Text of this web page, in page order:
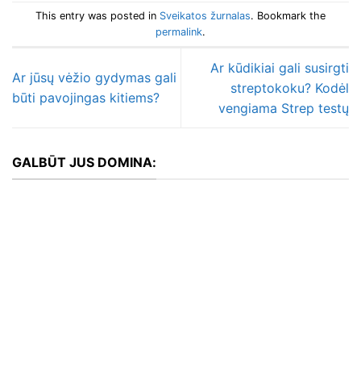
This entry was posted in Sveikatos žurnalas. Bookmark the
permalink.
Ar jūsų vėžio gydymas gali
būti pavojingas kitiems?
Ar kūdikiai gali susirgti
streptokoku? Kodėl
vengiama Strep testų
GALBŪT JUS DOMINA: